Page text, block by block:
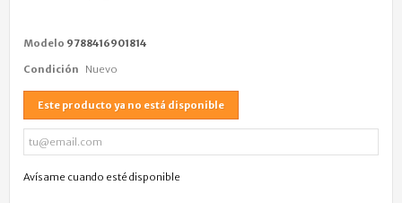
Modelo 9788416901814
Condición Nuevo
Este producto ya no está disponible
Avísame cuando esté disponible